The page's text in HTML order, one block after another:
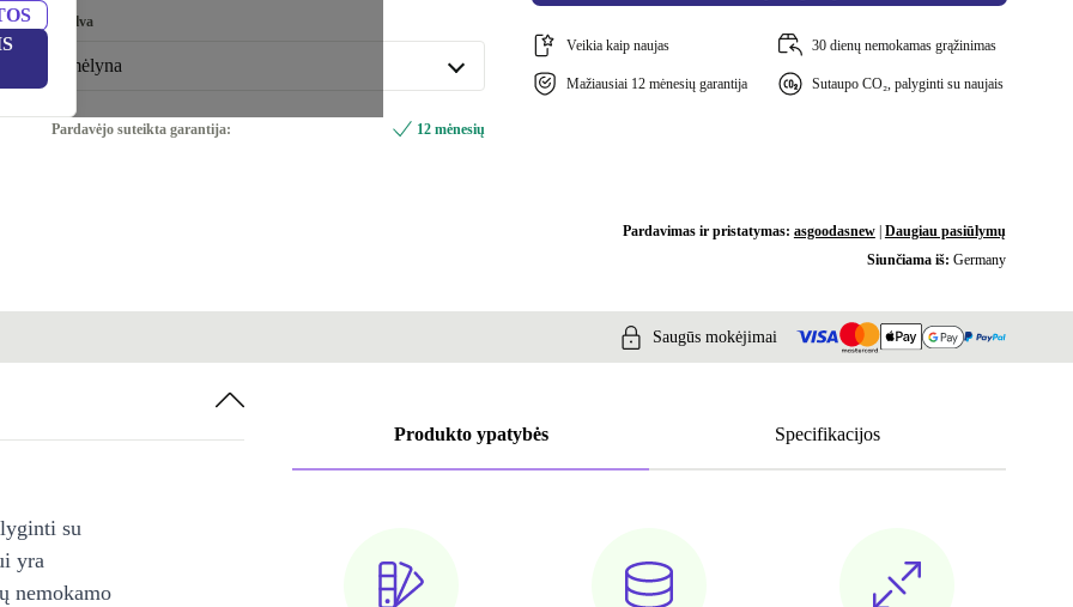
Spalva
mėlyna
mėlyna
Pardavėjo suteikta garantija: 12 mėnesių
Veikia kaip naujas 30 dienų nemokamas grąžinimas
Mažiausiai 12 mėnesių garantija Sutaupo CO₂, palyginti su naujais
Pardavimas ir pristatymas: asgoodasnew| Daugiau pasiūlymų
Siunčiama iš: Germany
Saugūs mokėjimai
Produkto ypatybės Specifikacijos
su
yra
nemokamo